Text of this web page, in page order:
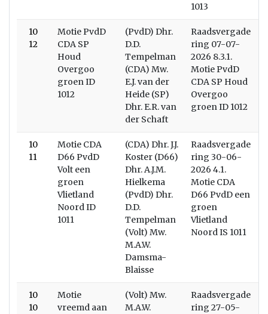
1013
10
12
Motie PvdD
CDA SP
Houd
Overgoo
groen ID
1012
(PvdD) Dhr.
D.D.
Tempelman
(CDA) Mw.
E.J. van der
Heide (SP)
Dhr. E.R. van
der Schaft
Raadsvergade
ring 07-07-
2026 8.3.1.
Motie PvdD
CDA SP Houd
Overgoo
groen ID 1012
10
11
Motie CDA
D66 PvdD
Volt een
groen
Vlietland
Noord ID
1011
(CDA) Dhr. J.J.
Koster (D66)
Dhr. A.J.M.
Hielkema
(PvdD) Dhr.
D.D.
Tempelman
(Volt) Mw.
M.A.W.
Damsma-
Blaisse
Raadsvergade
ring 30-06-
2026 4.1.
Motie CDA
D66 PvdD een
groen
Vlietland
Noord IS 1011
10
10
Motie
vreemd aan
(Volt) Mw.
M.A.W.
Raadsvergade
ring 27-05-